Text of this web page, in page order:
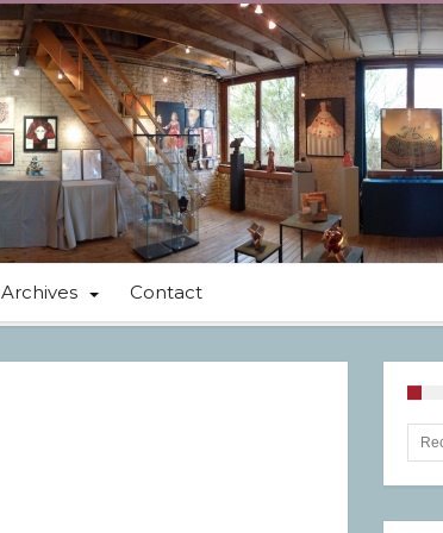
Archives Contact